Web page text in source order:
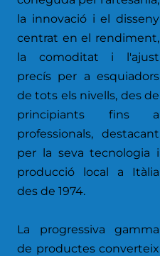
la innovació i el disseny
centrat en el rendiment,
la comoditat i l'ajust
precís per a esquiadors
de tots els nivells, des de
principiants fins a
professionals, destacant
per la seva tecnologia i
producció local a Itàlia
des de 1974.
La progressiva gamma
de productes converteix